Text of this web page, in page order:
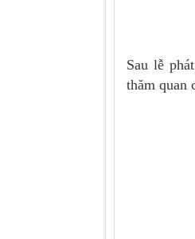
Sau lễ
thăm quan